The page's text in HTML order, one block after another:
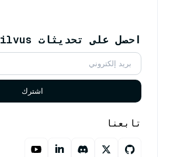
احصل على تحديثات Milvus
اشترك
تابعنا